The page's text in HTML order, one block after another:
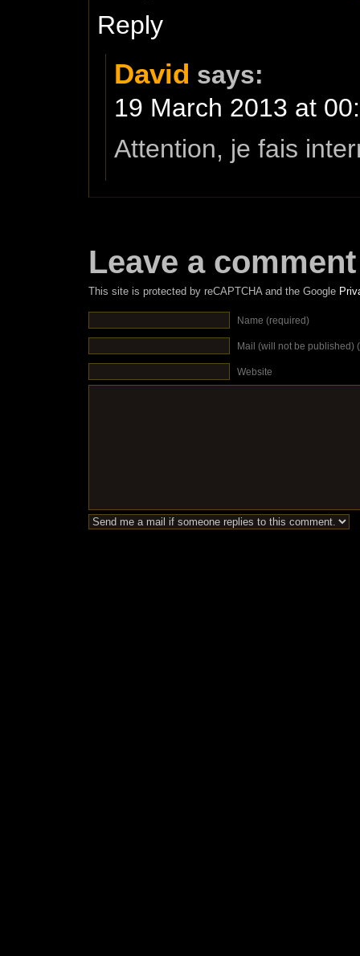
Reply
David says:
19 March 2013 at
Attention, je fais
Leave a comment
This site is protected by reCAPTCHA and the Google
Name (required)
Mail (will not be published)
Website